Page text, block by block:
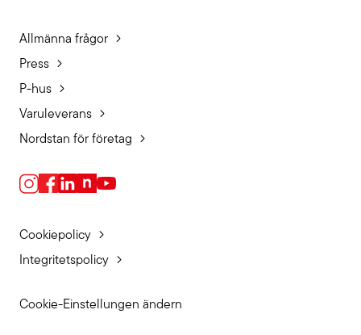
Allmänna frågor
Press
P-hus
Varuleverans
Nordstan för företag
Cookiepolicy
Integritetspolicy
Cookie-Einstellungen ändern